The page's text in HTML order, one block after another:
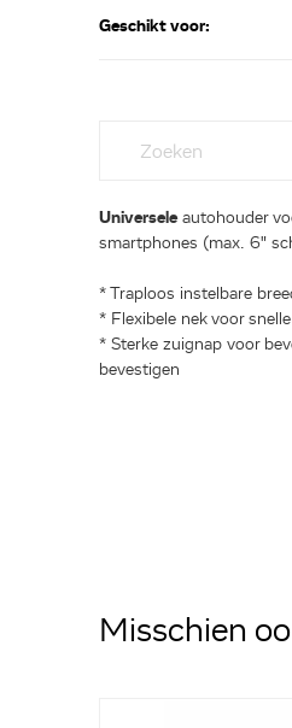
Geschikt voor:
Universeleautohouder
smartphones (max. 6"
* Traploos instelbare
* Flexibele nek voor
* Sterke zuignap voor
bevestigen
Misschien